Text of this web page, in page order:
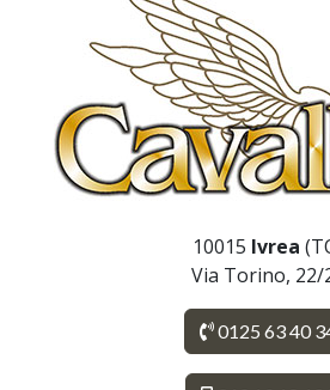
10015 Ivrea
Via Torino, 22/
0125 63 40